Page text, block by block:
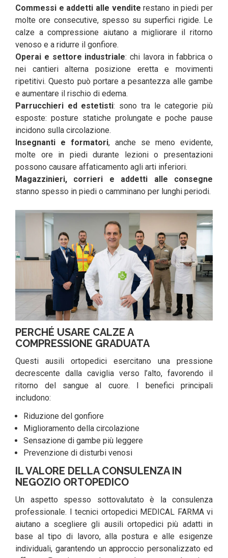
Commessi e addetti alle vendite restano in piedi per
molte ore consecutive, spesso su superfici rigide. Le
calze a compressione aiutano a migliorare il ritorno
venoso e a ridurre il gonfiore.
Operai e settore industriale: chi lavora in fabbrica o
nei cantieri alterna posizione eretta e movimenti
ripetitivi. Questo può portare a pesantezza alle gambe
e aumentare il rischio di edema.
Parrucchieri ed estetisti: sono tra le categorie più
esposte: posture statiche prolungate e poche pause
incidono sulla circolazione.
Insegnanti e formatori, anche se meno evidente,
molte ore in piedi durante lezioni o presentazioni
possono causare affaticamento agli arti inferiori.
Magazzinieri, corrieri e addetti alle consegne
stanno spesso in piedi o camminano per lunghi periodi.
PERCHÉ USARE CALZE A
COMPRESSIONE GRADUATA
Questi ausili ortopedici esercitano una pressione
decrescente dalla caviglia verso l’alto, favorendo il
ritorno del sangue al cuore. I benefici principali
includono:
Riduzione del gonfiore
Miglioramento della circolazione
Sensazione di gambe più leggere
Prevenzione di disturbi venosi
IL VALORE DELLA CONSULENZA IN
NEGOZIO ORTOPEDICO
Un aspetto spesso sottovalutato è la consulenza
professionale. I tecnici ortopedici MEDICAL FARMA vi
aiutano a scegliere gli ausili ortopedici più adatti in
base al tipo di lavoro, alla postura e alle esigenze
individuali, garantendo un approccio personalizzato ed